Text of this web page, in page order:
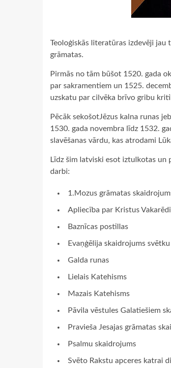
Teoloģiskās literatūras izdevēji
grāmatas.
Pirmās no tām būšot 1520. gada
par sakramentiem un 1525.
uzskatu par cilvēka brīvo gribu
Pēcāk sekošotJēzus kalna runas
1530. gada novembra līdz 1532.
slavēšanas vārdu, kas atrodami
Līdz šim latviski esot iztulkotas
darbi:
1.Mozus grāmatas
Apliecība par Kristus
Baznīcas postillas
Evaņģēlija skaidrojums
Galda runas
Lielais Katehisms
Mazais Katehisms
Pāvila vēstules Galatiešiem
Pravieša Jesajas grāmatas
Psalmu skaidrojums
Svēto Rakstu apceres katrai